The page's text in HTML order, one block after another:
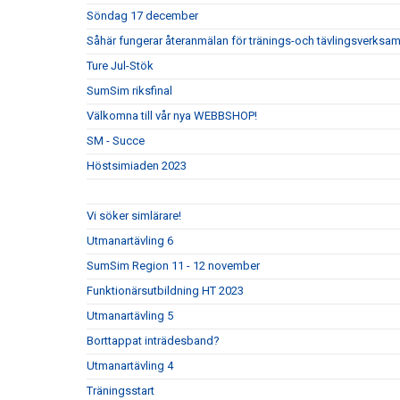
Söndag 17 december
Såhär fungerar återanmälan för tränings-och
Ture Jul-Stök
SumSim riksfinal
Välkomna till vår nya WEBBSHOP!
SM - Succe
Höstsimiaden 2023
Vi söker simlärare!
Utmanartävling 6
SumSim Region 11 - 12 november
Funktionärsutbildning HT 2023
Utmanartävling 5
Borttappat inträdesband?
Utmanartävling 4
Träningsstart